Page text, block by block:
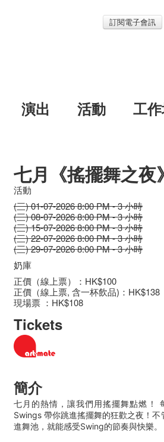
訂閱電子會訊
演出 活動
工
七月《搖擺舞之夜
活動
(三) 01-07-2026 8:00 PM - 3 小時
(三) 08-07-2026 8:00 PM - 3 小時
(三) 15-07-2026 8:00 PM - 3 小時
(三) 22-07-2026 8:00 PM - 3 小時
(三) 29-07-2026 8:00 PM - 3 小時
奶庫
正價（線上票）：HK$100
正價（線上票, 含一杯飲品)：HK$138
現場票 ：HK$108
Tickets
簡介
七月的熱情，讓我們用搖擺舞點燃！
Swings 帶你跳進搖擺舞的狂歡之夜！
進舞池，就能感受Swing的節奏與快樂。